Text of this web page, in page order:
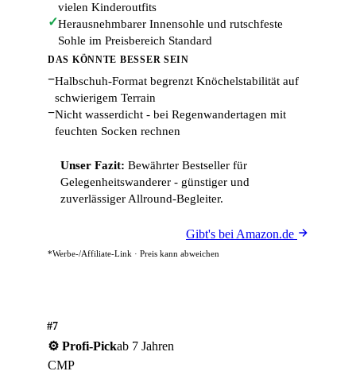
vielen Kinderoutfits
✓Herausnehmbarer Innensohle und rutschfeste
Sohle im Preisbereich Standard
DAS KÖNNTE BESSER SEIN
−Halbschuh-Format begrenzt Knöchelstabilität auf
schwierigem Terrain
−Nicht wasserdicht - bei Regenwandertagen mit
feuchten Socken rechnen
Unser Fazit: Bewährter Bestseller für
Gelegenheitswanderer - günstiger und
zuverlässiger Allround-Begleiter.
Gibt's bei Amazon.de
*Werbe-/Affiliate-Link · Preis kann abweichen
#7
⚙️ Profi-Pickab 7 Jahren
CMP